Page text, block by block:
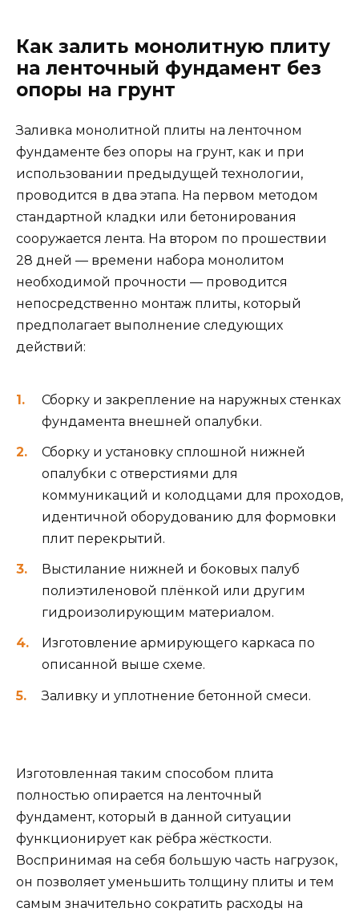
Как залить монолитную плиту
на ленточный фундамент без
опоры на грунт
Заливка монолитной плиты на ленточном
фундаменте без опоры на грунт, как и при
использовании предыдущей технологии,
проводится в два этапа. На первом методом
стандартной кладки или бетонирования
сооружается лента. На втором по прошествии
28 дней — времени набора монолитом
необходимой прочности — проводится
непосредственно монтаж плиты, который
предполагает выполнение следующих
действий:
Сборку и закрепление на наружных стенках
фундамента внешней опалубки.
Сборку и установку сплошной нижней
опалубки с отверстиями для
коммуникаций и колодцами для проходов,
идентичной оборудованию для формовки
плит перекрытий.
Выстилание нижней и боковых палуб
полиэтиленовой плёнкой или другим
гидроизолирующим материалом.
Изготовление армирующего каркаса по
описанной выше схеме.
Заливку и уплотнение бетонной смеси.
Изготовленная таким способом плита
полностью опирается на ленточный
фундамент, который в данной ситуации
функционирует как рёбра жёсткости.
Воспринимая на себя большую часть нагрузок,
он позволяет уменьшить толщину плиты и тем
самым значительно сократить расходы на